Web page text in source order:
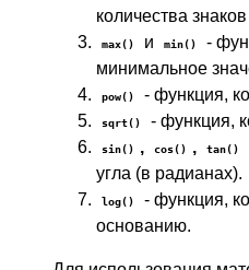
количества
max() и min()
-
минимальное
pow() - функция,
sqrt() - функция,
sin() , cos() , tan()
угла (в радианах).
log()
- функция,
основанию.